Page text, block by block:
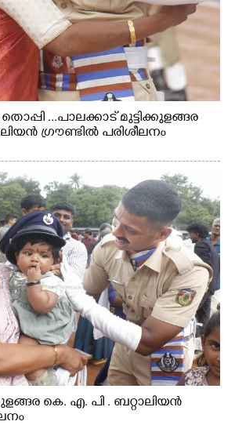
തൊപ്പി ...പാലക്കാട് മുട്ടിക്കുളങ്ങര
ഗ്രൗണ്ടിൽ പരിശീലനം
കെ. എ. പി . ബറ്റാലിയൻ